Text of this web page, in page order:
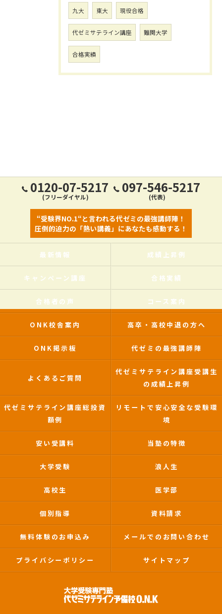
九大 東大 現役合格
代ゼミサテライン講座 難関大学
合格実績
0120-07-5217
(フリーダイヤル)
097-546-5217
(代表)
“受験界NO.1“と言われる代ゼミの最強講師陣！
圧倒的迫力の「熱い講義」にあなたも感動する！
最新情報 成績上昇例
キャンペーン講座 合格実績
合格者の声 コース案内
ONK校舎案内 高卒・高校中退の方へ
ONK掲示板 代ゼミの最強講師陣
よくあるご質問
代ゼミサテライン講座受講生
の成績上昇例
代ゼミサテライン講座総投資
額例
リモートで安心安全な受験環
境
安い受講料 当塾の特徴
大学受験 浪人生
高校生 医学部
個別指導 資料請求
無料体験のお申込み メールでのお問い合わせ
プライバシーポリシー サイトマップ